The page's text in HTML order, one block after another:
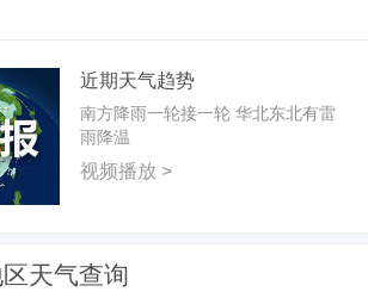
近期天气趋势
南方降雨一轮接一轮 华北东北有雷
雨降温
视频播放 >
天气查询